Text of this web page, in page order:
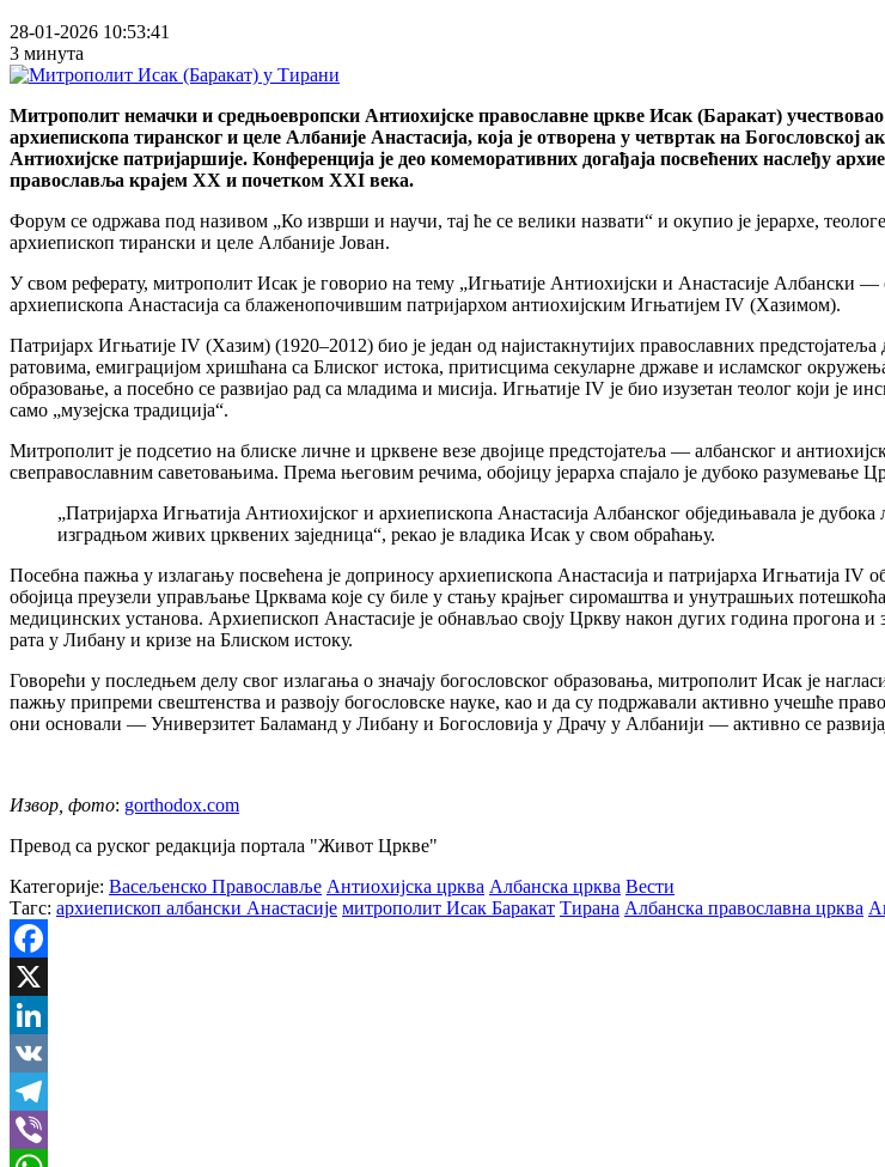
28-01-2026 10:53:41
3 минута
Митрополит немачки и средњоевропски Антиохијске православне цркве Исак (Баракат) учествовао
архиепископа тиранског и целе Албаније Анастасија, која је отворена у четвртак на
Антиохијске патријаршије. Конференција је део комеморативних догађаја посвећених наслеђу
православља крајем XX и почетком XXI века.
Форум се одржава под називом „Ко изврши и научи, тај ће се велики назвати“ и окупио је јерархе,
архиепископ тирански и целе Албаније Јован.
У свом реферату, митрополит Исак је говорио на тему „Игњатије Антиохијски и Анастасије Албански
архиепископа Анастасија са блаженопочившим патријархом антиохијским Игњатијем IV (Хазимом).
Патријарх Игњатије IV (Хазим) (1920–2012) био је један од најистакнутијих православних
ратовима, емиграцијом хришћана са Блиског истока, притисцима секуларне државе и исламског
образовање, а посебно се развијао рад са младима и мисија. Игњатије IV је био изузетан теолог који је
само „музејска традиција“.
Митрополит је подсетио на блиске личне и црквене везе двојице предстојатеља — албанског и
свеправославним саветовањима. Према његовим речима, обојицу јерарха спајало је дубоко разумевање
„Патријарха Игњатија Антиохијског и архиепископа Анастасија Албанског обједињавала је
изградњом живих црквених заједница“, рекао је владика Исак у свом обраћању.
Посебна пажња у излагању посвећена је доприносу архиепископа Анастасија и патријарха Игњатија
обојица преузели управљање Црквама које су биле у стању крајњег сиромаштва и унутрашњих
медицинских установа. Архиепископ Анастасије је обнављао своју Цркву након дугих година прогона и
рата у Либану и кризе на Блиском истоку.
Говорећи у последњем делу свог излагања о значају богословског образовања, митрополит Исак је
пажњу припреми свештенства и развоју богословске науке, као и да су подржавали активно учешће
они основали — Универзитет Баламанд у Либану и Богословија у Драчу у Албанији — активно се
Извор, фото: gorthodox.com
Превод са руског редакција портала "Живот Цркве"
Категорије: Васељенско Православље Антиохијска црква Албанска црква Вести
Тагс: архиепископ албански Анастасије митрополит Исак Баракат Тирана Албанска православна црква
Facebook
X
LinkedIn
VK
Telegram